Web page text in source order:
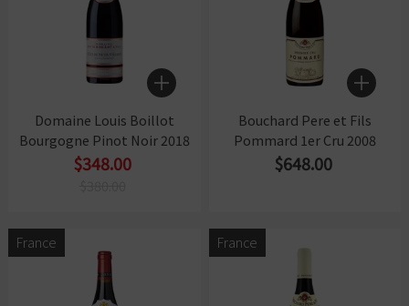
Domaine Louis Boillot
Bourgogne Pinot Noir 2018
$348.00
Bouchard Pere et Fils
Pommard 1er Cru 2008
$648.00
France France